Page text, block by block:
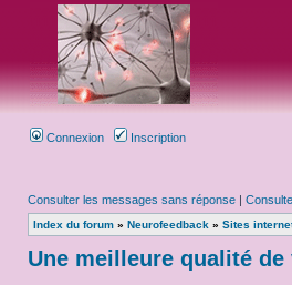
Connexion Inscription
Consulter les messages sans réponse |
Index du forum » Neurofeedback » Sites
Une meilleure qualité